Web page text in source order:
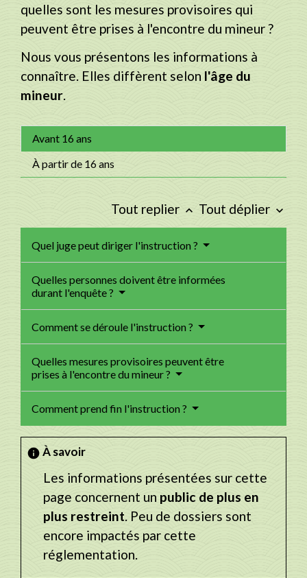
quelles sont les mesures provisoires qui
peuvent être prises à l'encontre du mineur ?
Nous vous présentons les informations à
connaître. Elles diffèrent selon l'âge du
mineur.
Avant 16 ans
À partir de 16 ans
Tout replier keyboard_arrow_up Tout déplier keyboard_arrow_down
Quel juge peut diriger l'instruction ?
Quelles personnes doivent être informées
durant l'enquête ?
Comment se déroule l'instruction ?
Quelles mesures provisoires peuvent être
prises à l'encontre du mineur ?
Comment prend fin l'instruction ?
info À savoir
Les informations présentées sur cette
page concernent un public de plus en
plus restreint. Peu de dossiers sont
encore impactés par cette
réglementation.